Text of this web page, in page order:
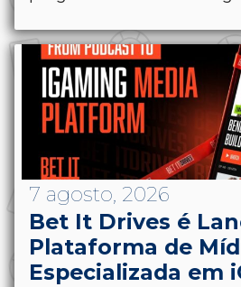
7 agosto, 2026
Bet It Drives é
Plataforma de
Especializada em